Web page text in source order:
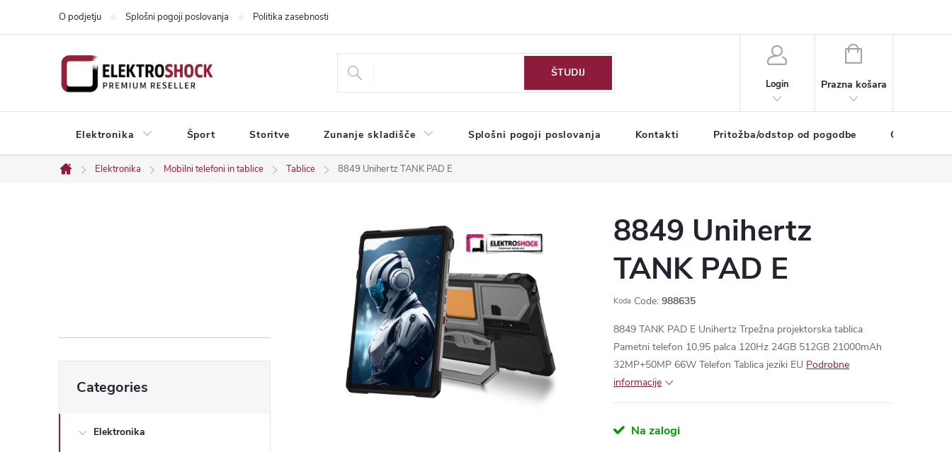
O podjetju Splošni pogoji poslovanja Politika zasebnosti
Login
SHOPPING
Elektronika Šport Storitve Zunanje skladišče Splošni pogoji poslovanja Kontakti Pritožba/odstop od pogodbe O podjetju
Home
Elektronika Mobilni telefoni in tablice Tablice 8849 Unihertz TANK PAD E
e
b
a categories
Categories
Elektronika
8849 Unihertz
TANK PAD E
Code: 988635
8849 TANK PAD E Unihertz Trpežna projektorska tablica
Pametni telefon 10,95 palca 120Hz 24GB 512GB 21000mAh
32MP+50MP 66W Telefon Tablica jeziki EU
Na zalogi